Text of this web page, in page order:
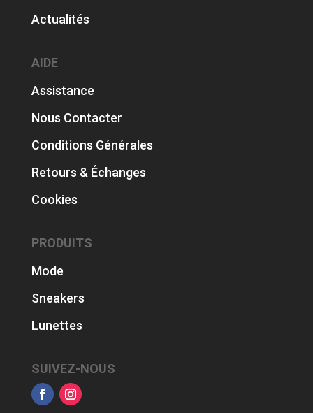
Actualités
AIDE
Assistance
Nous Contacter
Conditions Générales
Retours & Échanges
Cookies
PRODUITS
Mode
Sneakers
Lunettes
SUIVEZ-NOUS